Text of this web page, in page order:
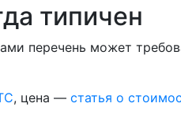
типичен
перечень может
, цена — статья о